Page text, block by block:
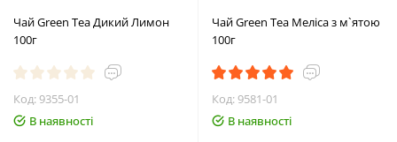
Чай Green Tea Дикий Лимон
100г
Код: 9355-01
В наявності
Чай Green Tea Меліса з м`ятою
100г
Код: 9581-01
В наявності